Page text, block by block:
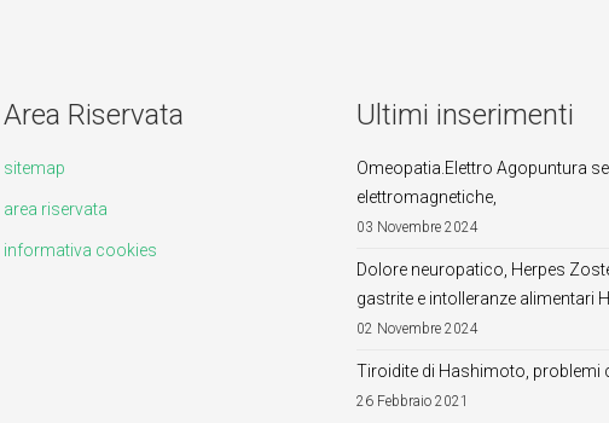
Area Riservata
sitemap
area riservata
informativa cookies
Ultimi inserimenti
Omeopatia.Elettro Agopuntura
elettromagnetiche,
03 Novembre 2024
Dolore neuropatico, Herpes
gastrite e intolleranze alimentari
02 Novembre 2024
Tiroidite di Hashimoto, problemi
26 Febbraio 2021